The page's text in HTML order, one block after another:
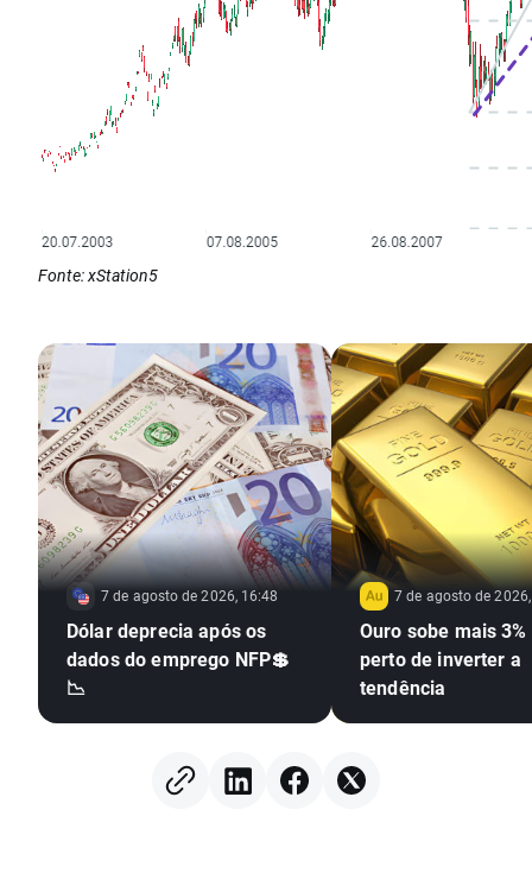
Fonte: xStation5
7 de agosto de 2026, 16:48
Dólar deprecia após os
dados do emprego NFP💲
📉
7 de agosto de
Ouro sobe mais
perto de inverter a
tendência